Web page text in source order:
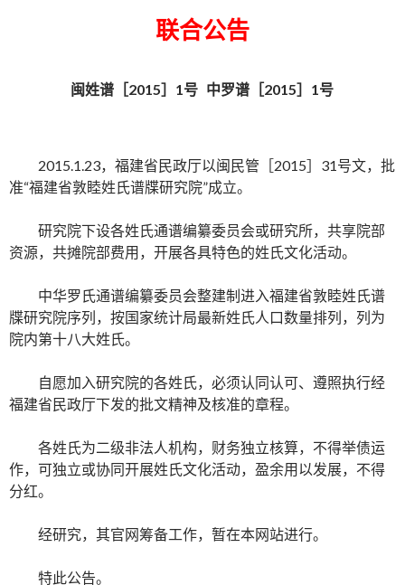
联合公告
闽姓谱［2015］1号 中罗谱［2015］1号
2015.1.23，福建省民政厅以闽民管［2015］31号文，批
准“福建省敦睦姓氏谱牒研究院”成立。
研究院下设各姓氏通谱编纂委员会或研究所，共享院部
资源，共摊院部费用，开展各具特色的姓氏文化活动。
中华罗氏通谱编纂委员会整建制进入福建省敦睦姓氏谱
牒研究院序列，按国家统计局最新姓氏人口数量排列，列为
院内第十八大姓氏。
自愿加入研究院的各姓氏，必须认同认可、遵照执行经
福建省民政厅下发的批文精神及核准的章程。
各姓氏为二级非法人机构，财务独立核算，不得举债运
作，可独立或协同开展姓氏文化活动，盈余用以发展，不得
分红。
经研究，其官网筹备工作，暂在本网站进行。
特此公告。